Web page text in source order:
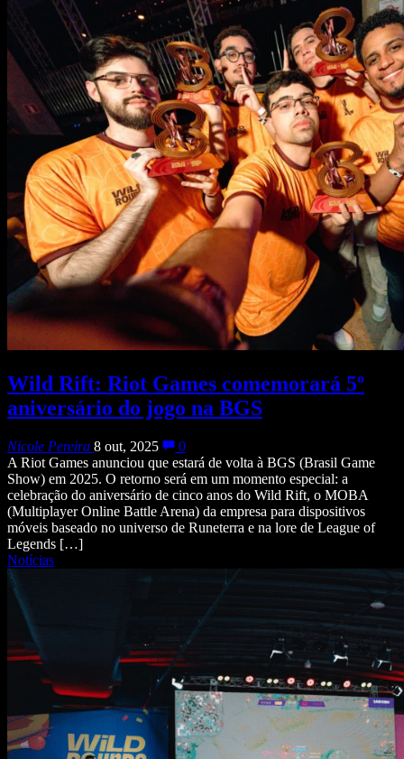
Wild Rift: Riot Games comemorará 5º
aniversário do jogo na BGS
Nicole Pereira 8 out, 2025
0
A Riot Games anunciou que estará de volta à BGS (Brasil Game
Show) em 2025. O retorno será em um momento especial: a
celebração do aniversário de cinco anos do Wild Rift, o MOBA
(Multiplayer Online Battle Arena) da empresa para dispositivos
móveis baseado no universo de Runeterra e na lore de League of
Legends […]
Notícias